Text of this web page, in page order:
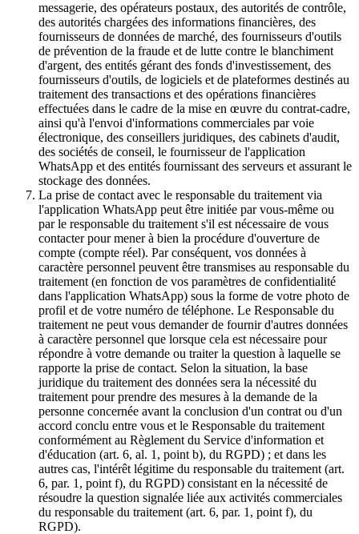
messagerie, des opérateurs postaux, des autorités de contrôle,
des autorités chargées des informations financières, des
fournisseurs de données de marché, des fournisseurs d'outils
de prévention de la fraude et de lutte contre le blanchiment
d'argent, des entités gérant des fonds d'investissement, des
fournisseurs d'outils, de logiciels et de plateformes destinés au
traitement des transactions et des opérations financières
effectuées dans le cadre de la mise en œuvre du contrat-cadre,
ainsi qu'à l'envoi d'informations commerciales par voie
électronique, des conseillers juridiques, des cabinets d'audit,
des sociétés de conseil, le fournisseur de l'application
WhatsApp et des entités fournissant des serveurs et assurant le
stockage des données.
La prise de contact avec le responsable du traitement via
l'application WhatsApp peut être initiée par vous-même ou
par le responsable du traitement s'il est nécessaire de vous
contacter pour mener à bien la procédure d'ouverture de
compte (compte réel). Par conséquent, vos données à
caractère personnel peuvent être transmises au responsable du
traitement (en fonction de vos paramètres de confidentialité
dans l'application WhatsApp) sous la forme de votre photo de
profil et de votre numéro de téléphone. Le Responsable du
traitement ne peut vous demander de fournir d'autres données
à caractère personnel que lorsque cela est nécessaire pour
répondre à votre demande ou traiter la question à laquelle se
rapporte la prise de contact. Selon la situation, la base
juridique du traitement des données sera la nécessité du
traitement pour prendre des mesures à la demande de la
personne concernée avant la conclusion d'un contrat ou d'un
accord conclu entre vous et le Responsable du traitement
conformément au Règlement du Service d'information et
d'éducation (art. 6, al. 1, point b), du RGPD) ; et dans les
autres cas, l'intérêt légitime du responsable du traitement (art.
6, par. 1, point f), du RGPD) consistant en la nécessité de
résoudre la question signalée liée aux activités commerciales
du responsable du traitement (art. 6, par. 1, point f), du
RGPD).